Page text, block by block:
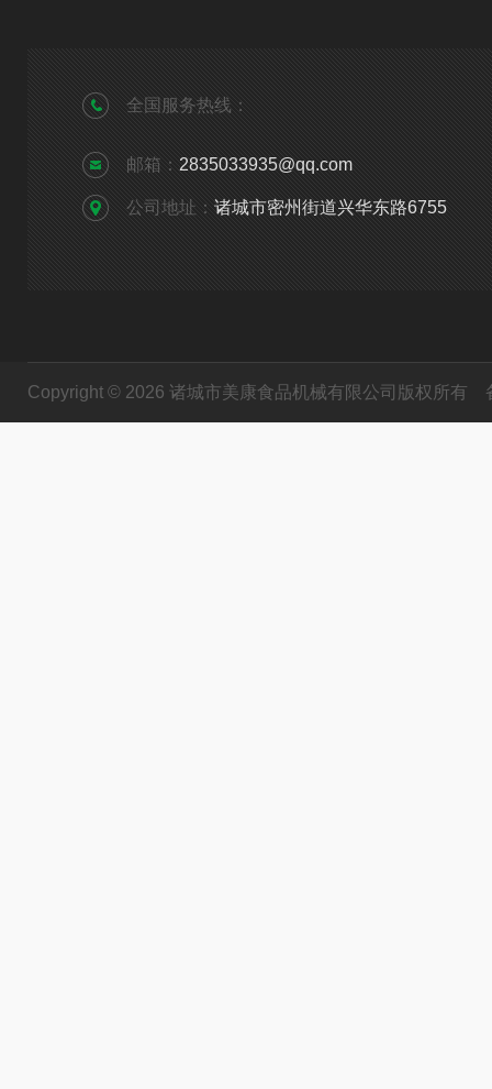
全国服务热线：
邮箱： 2835033935@qq.com
公司地址： 诸城市密州街道兴华东路6755
Copyright © 2026 诸城市美康食品机械有限公司版权所有